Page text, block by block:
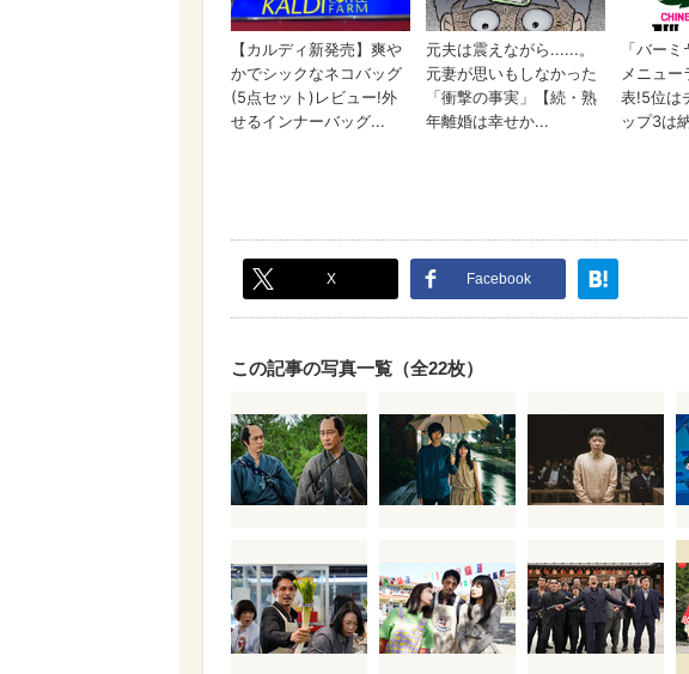
X Facebook
この記事の写真一覧（全22枚）